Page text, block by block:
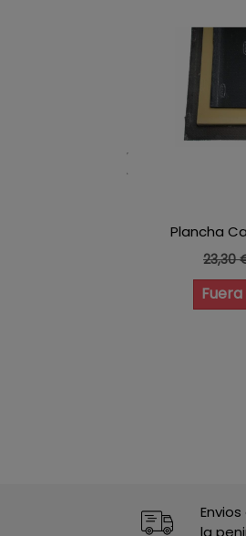
Plancha
23,30